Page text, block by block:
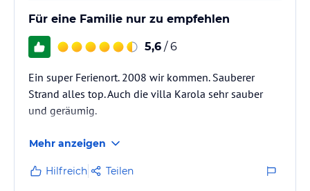
Für eine Familie nur zu empfehlen
5,6 / 6
Ein super Ferienort. 2008 wir kommen. Sauberer
Strand alles top. Auch die villa Karola sehr sauber
und geräumig.
Mehr anzeigen
Hilfreich Teilen